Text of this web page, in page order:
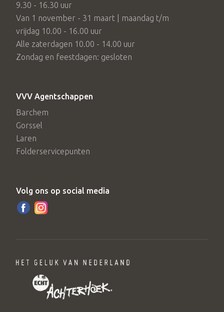
9.30 - 16.30 uur
Van 1 november - 31 maart | maandag t/m
vrijdag 10.00 - 16.00 uur
Alle zaterdagen 10.00 - 14.00 uur
Zondag en feestdagen: gesloten
VVV Agentschappen
Barchem
Gorssel
Laren
Folderservicepunten
Volg ons op social media